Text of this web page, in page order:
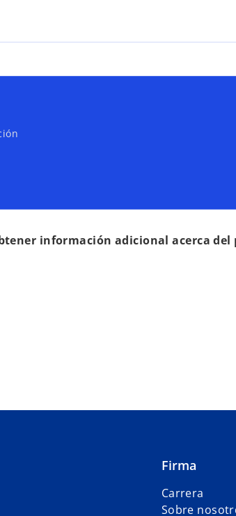
información adicional acerca del
Firma
Carrera
Sobre